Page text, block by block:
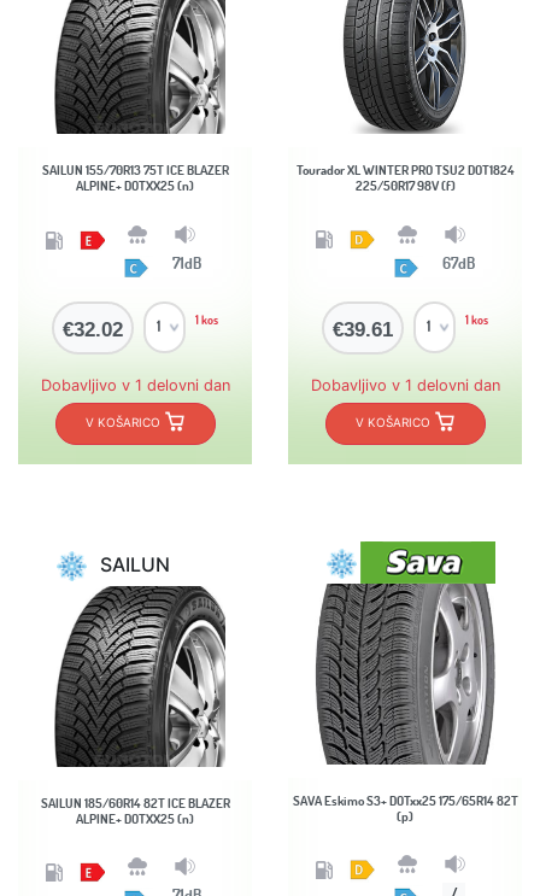
SAILUN 155/70R13 75T ICE BLAZER
ALPINE+ DOTXX25 (n)
71dB
€32.02 1 kos
Dobavljivo v 1 delovni dan
V KOŠARICO
Tourador XL WINTER PRO TSU2 DOT1824
225/50R17 98V (f)
67dB
€39.61 1 kos
Dobavljivo v 1 delovni dan
V KOŠARICO
SAILUN
SAILUN 185/60R14 82T ICE BLAZER
ALPINE+ DOTXX25 (n)
SAVA Eskimo S3+ DOTxx25 175/65R14 82T
(p)